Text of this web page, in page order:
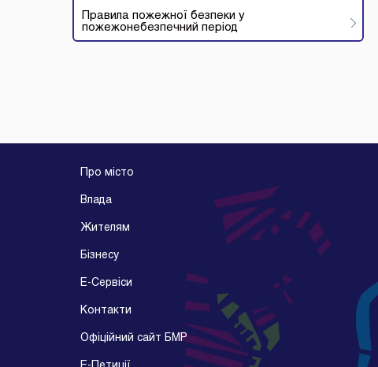
Правила пожежної безпеки у
пожежонебезпечний період
Про місто
Влада
Жителям
Бізнесу
E-Cервіси
Контакти
Офіційний сайт БМР